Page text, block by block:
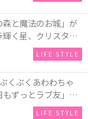
と魔法のお城」が
く星、クリスタル
LIFE STYLE
くぷくあわわちゃ
ずっとラブ友」な
るメモ帳」が発売
LIFE STYLE